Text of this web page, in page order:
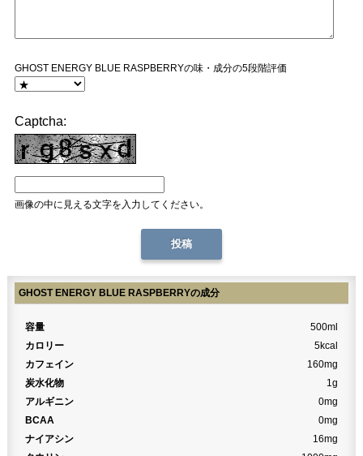
GHOST ENERGY BLUE RASPBERRYの味・成分の5段階評価
Captcha:
画像の中に見える文字を入力してください。
GHOST ENERGY BLUE RASPBERRYの成分
容量
500ml
カロリー
5kcal
カフェイン
160mg
炭水化物
1g
アルギニン
0mg
BCAA
0mg
ナイアシン
16mg